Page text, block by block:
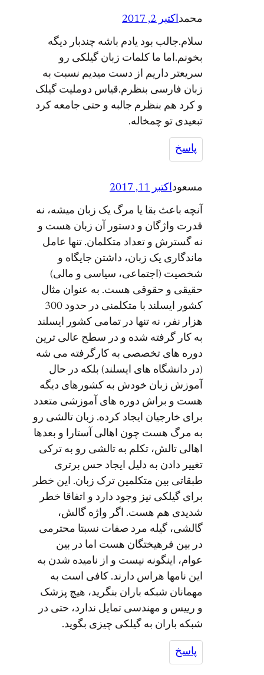
محمداکتبر 2, 2017
سلام.جالب بود یادم باشه چندبار دیگه
بخونم.اما ما کلمات زبان گیلکی رو
سریعتر داریم از دست میدیم نسبت به
زبان فارسی بنظرم.قیاس دوملیت گیلک
و کرد هم بنظرم جالبه و حتی جامعه کرد
تبعیدی تو چمخاله.
پاسخ
مسعوداکتبر 11, 2017
آنچه باعث بقا یا مرگ یک زبان میشه، نه
قدرت واژگان و دستور آن زبان هست و
نه گسترش و تعداد متکلمان. تنها عامل
ماندگاری یک زبان، داشتن جایگاه و
شخصیت (اجتماعی، سیاسی و مالی)
حقیقی و حقوقی هست. به عنوان مثال
کشور ایسلند با متکلمنی در حدود 300
هزار نفر، نه تنها در تمامی کشور ایسلند
به کار گرفته شده و در سطح عالی ترین
دوره های تخصصی به کارگرفته می شه
(در دانشگاه های ایسلند) بلکه در حال
آموزش زبان خودش به کشورهای دیگه
هست و براش دوره های آموزشی متعدد
برای خارجیان ایجاد کرده. زبان تالشی رو
به مرگ هست چون اهالی آستارا و بعدها
اهالی تالش، تکلم به تالشی رو به ترکی
تغییر دادن به دلیل ایجاد حس برتری
طبقاتی بین متکلمین ترک زبان. این خطر
برای گیلکی نیز وجود دارد و اتفاقا خطر
شدیدی هم هست. اگر واژه گالش،
گالشی، گیله مرد صفات نسبتا محترمی
در بین فرهیختگان هست اما در بین
عوام، اینگونه نیست و از نامیده شدن به
این نامها هراس دارند. کافی است به
مهمانان شبکه باران بنگرید، هیچ پزشک
و رییس و مهندسی تمایل ندارد، حتی در
شبکه باران به گیلکی چیزی بگوید.
پاسخ